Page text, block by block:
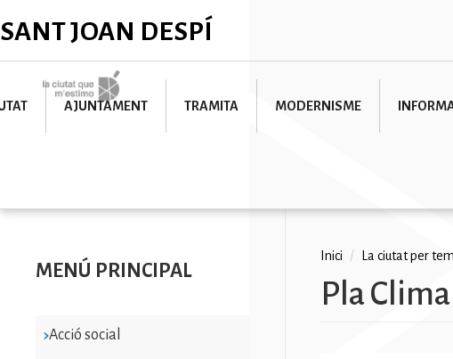
al
SANT JOAN DESPÍ
Imatge
AJUNTAMENT TRAMITA MODERNISME
MENÚ PRINCIPAL
Acció social
Fil
d'ariadna
Inici / La ciutat per
Pla